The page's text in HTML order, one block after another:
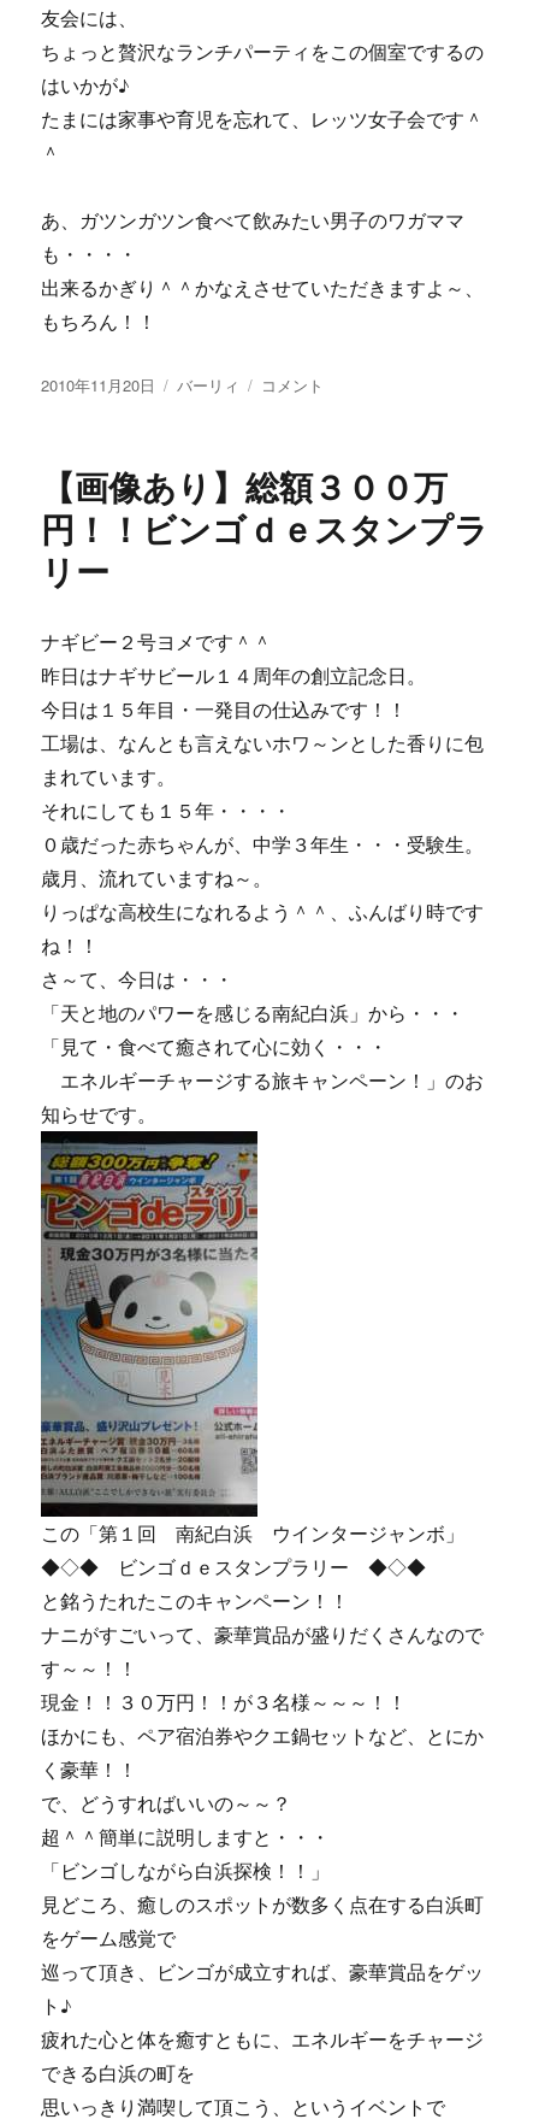
友会には、
ちょっと贅沢なランチパーティをこの個室でするの
はいかが♪
たまには家事や育児を忘れて、レッツ女子会です＾
＾
あ、ガツンガツン食べて飲みたい男子のワガママ
も・・・・
出来るかぎり＾＾かなえさせていただきますよ～、
もちろん！！
投
2010年11月20日
カ
ー
バーリィ
【画
い
ろ
ん
を
チ
ョ
コ
っ
つ、
い
い
コメント
【画像あり】総額３００万
円！！ビンゴｄｅスタンプラ
リー
ナギビー２号ヨメです＾＾
昨日はナギサビール１４周年の創立記念日。
今日は１５年目・一発目の仕込みです！！
工場は、なんとも言えないホワ～ンとした香りに包
まれています。
それにしても１５年・・・・
０歳だった赤ちゃんが、中学３年生・・・受験生。
歳月、流れていますね～。
りっぱな高校生になれるよう＾＾、ふんばり時です
ね！！
さ～て、今日は・・・
「天と地のパワーを感じる南紀白浜」から・・・
「見て・食べて癒されて心に効く・・・
エネルギーチャージする旅キャンペーン！」のお
知らせです。
この「第１回 南紀白浜 ウインタージャンボ」
◆◇◆ ビンゴｄｅスタンプラリー ◆◇◆
と銘うたれたこのキャンペーン！！
ナニがすごいって、豪華賞品が盛りだくさんなので
す～～！！
現金！！３０万円！！が３名様～～～！！
ほかにも、ペア宿泊券やクエ鍋セットなど、とにか
く豪華！！
で、どうすればいいの～～？
超＾＾簡単に説明しますと・・・
「ビンゴしながら白浜探検！！」
見どころ、癒しのスポットが数多く点在する白浜町
をゲーム感覚で
巡って頂き、ビンゴが成立すれば、豪華賞品をゲッ
ト♪
疲れた心と体を癒すともに、エネルギーをチャージ
できる白浜の町を
思いっきり満喫して頂こう、というイベントで